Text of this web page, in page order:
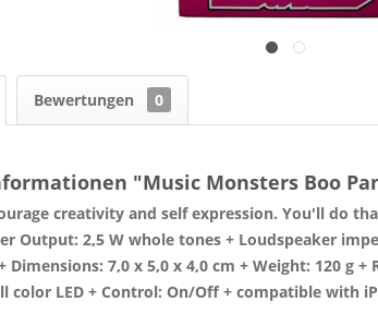
Bewertungen 0
"Music Monsters Boo
creativity and self expression. You'll do
Output: 2,5 W whole tones + Loudspeaker
Dimensions: 7,0 x 5,0 x 4,0 cm + Weight: 120 g
color LED + Control: On/Off + compatible with